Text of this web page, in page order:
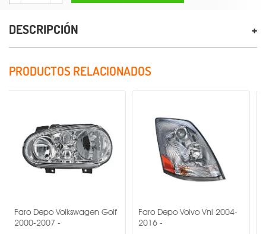
DESCRIPCIÓN
PRODUCTOS RELACIONADOS
Volkswagen Golf
-
Faro Depo Volvo Vnl 2004-
Faro Depo